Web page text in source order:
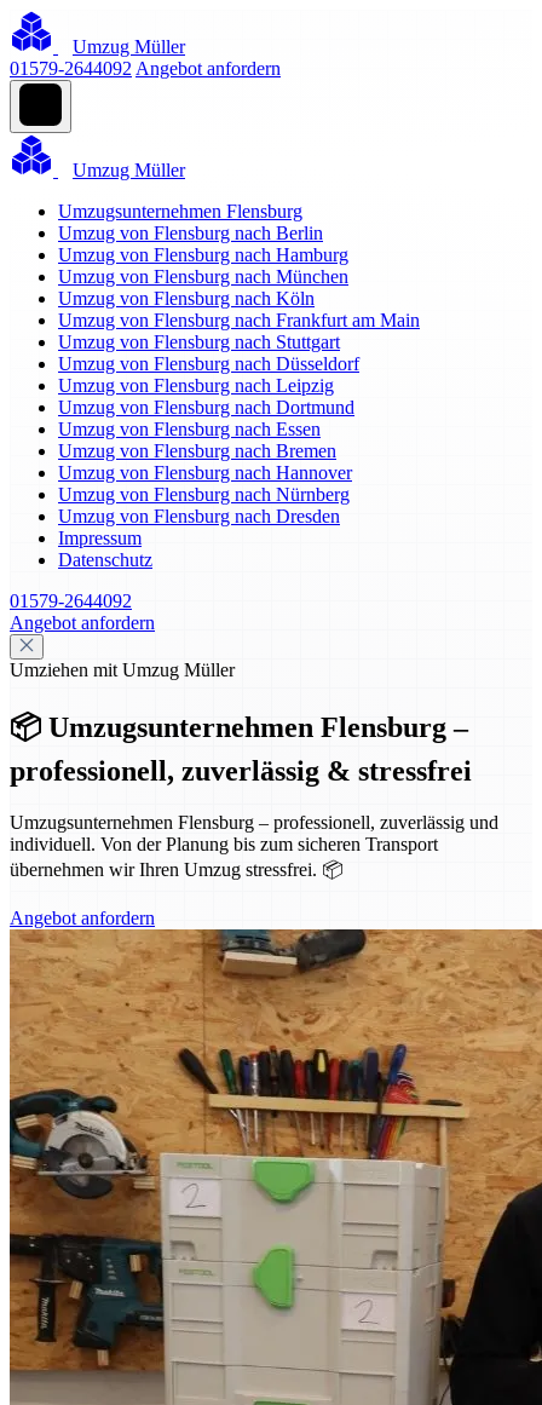
Umzug Müller
01579-2644092 Angebot anfordern
Umzug Müller
Umzugsunternehmen Flensburg
Umzug von Flensburg nach Berlin
Umzug von Flensburg nach Hamburg
Umzug von Flensburg nach München
Umzug von Flensburg nach Köln
Umzug von Flensburg nach Frankfurt am Main
Umzug von Flensburg nach Stuttgart
Umzug von Flensburg nach Düsseldorf
Umzug von Flensburg nach Leipzig
Umzug von Flensburg nach Dortmund
Umzug von Flensburg nach Essen
Umzug von Flensburg nach Bremen
Umzug von Flensburg nach Hannover
Umzug von Flensburg nach Nürnberg
Umzug von Flensburg nach Dresden
Impressum
Datenschutz
01579-2644092
Angebot anfordern
Umziehen mit Umzug Müller
📦 Umzugsunternehmen Flensburg –
professionell, zuverlässig & stressfrei
Umzugsunternehmen Flensburg – professionell, zuverlässig und
individuell. Von der Planung bis zum sicheren Transport
übernehmen wir Ihren Umzug stressfrei. 📦
Angebot anfordern